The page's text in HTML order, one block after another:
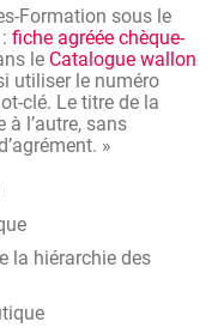
en main.
capable avec
site marchand
administrer et
vos clients ainsi
Formation sous le
fiche agréée chèque-
le Catalogue wallon
utiliser le numéro
clé. Le titre de la
l’autre, sans
»
la hiérarchie des